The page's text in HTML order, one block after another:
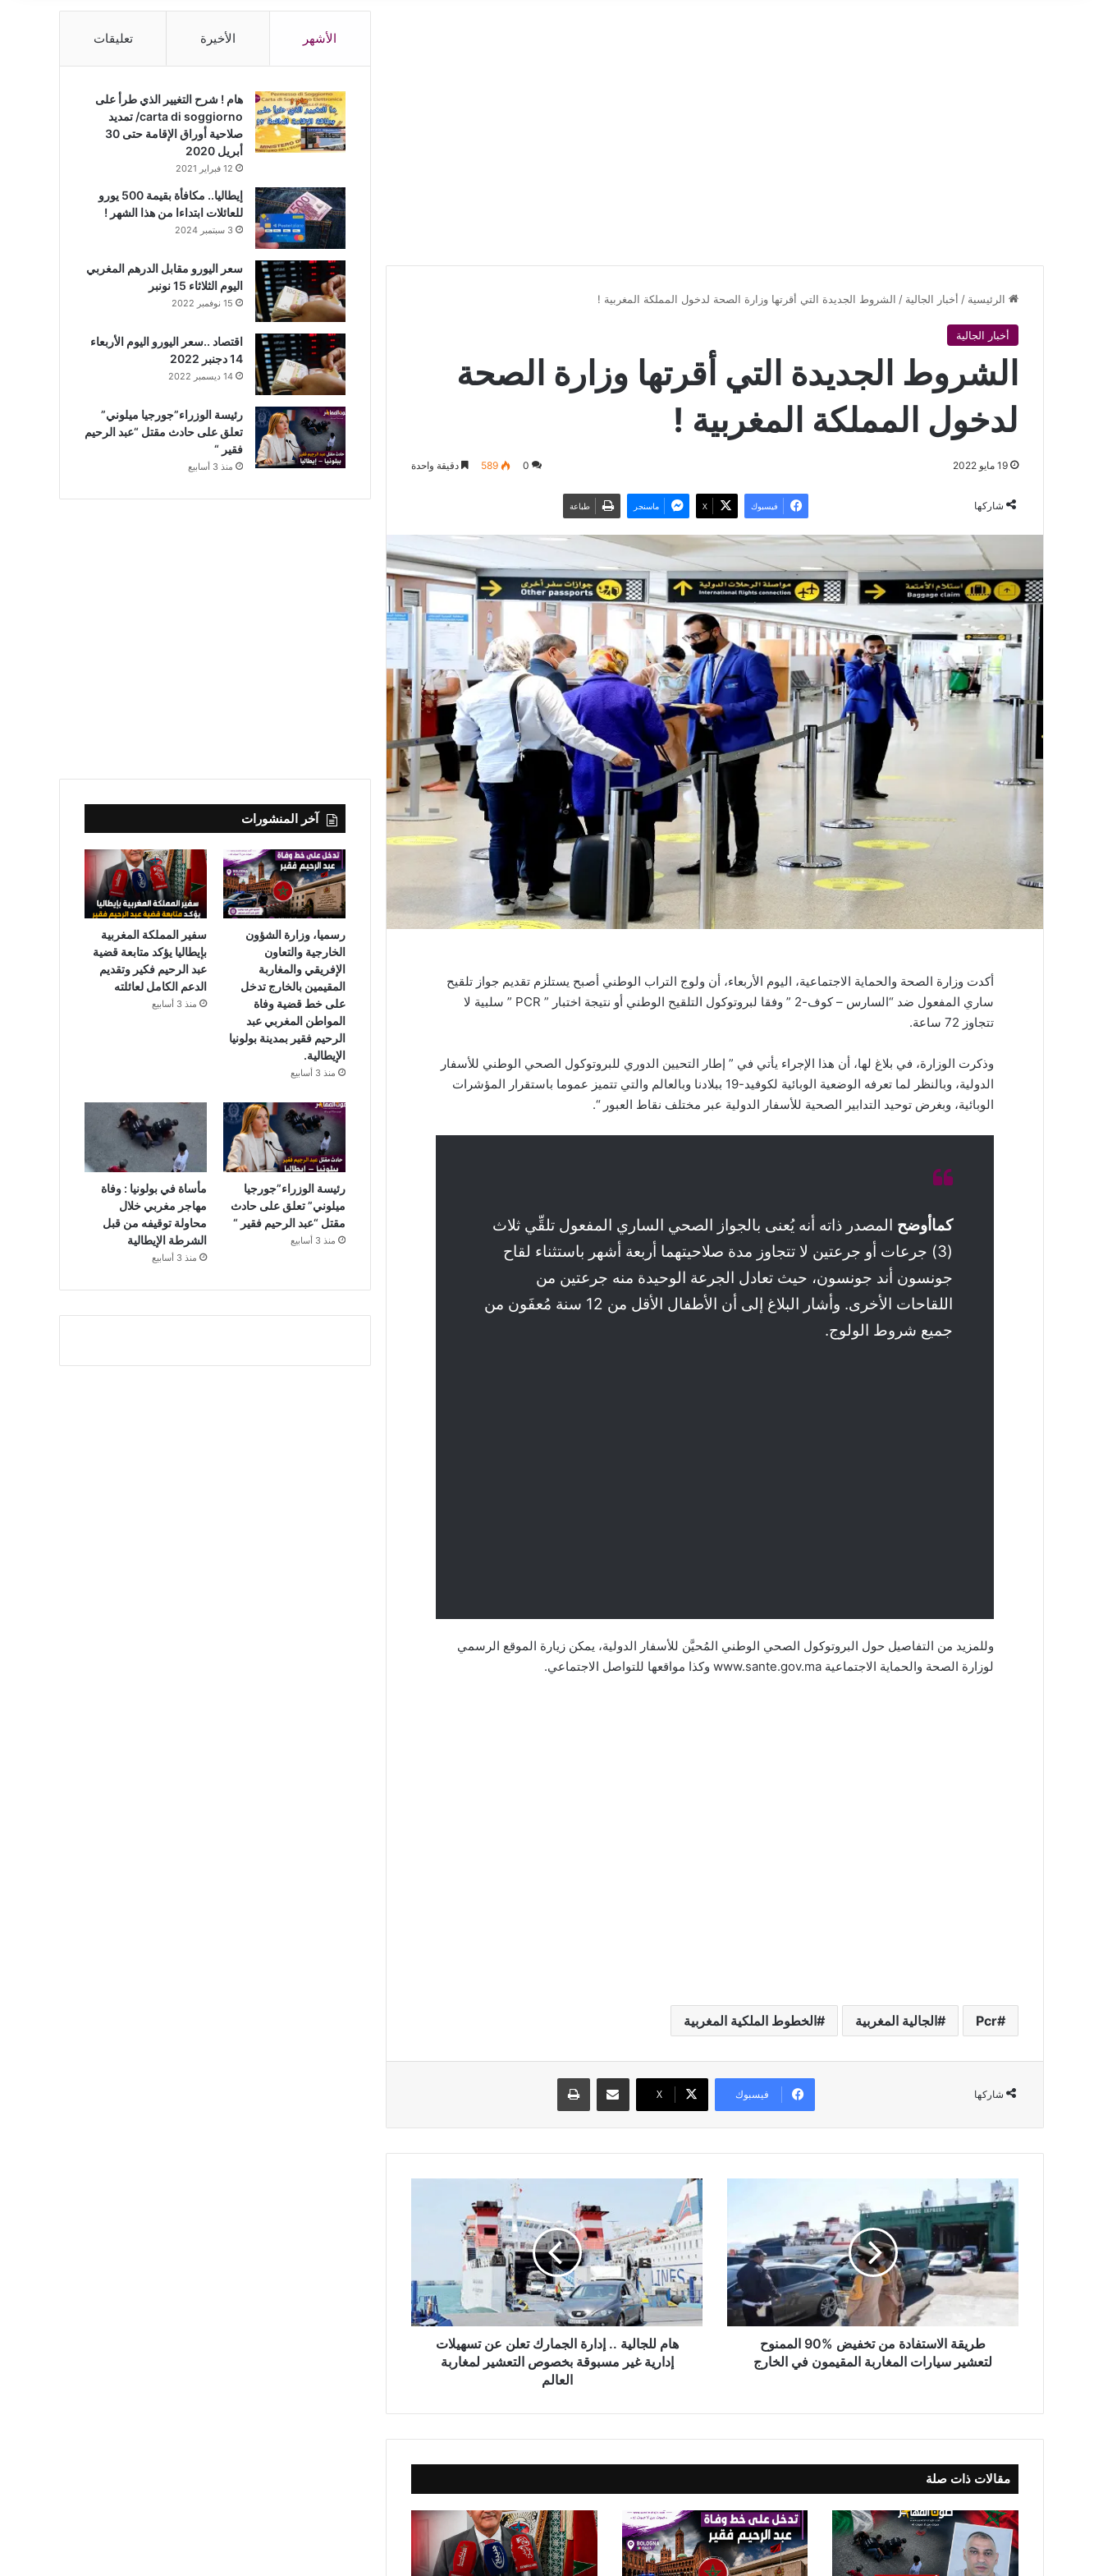
الرئيسية / أخبار الجالية / الشروط الجديدة التي أقرتها وزارة الصحة لدخول المملكة المغربية !
أخبار الجالية
الشروط الجديدة التي أقرتها وزارة الصحة
لدخول المملكة المغربية !
19 مايو 2022 0
589 دقيقة واحدة
شاركها فيسبوك ‫X ماسنجر طباعة
أكدت وزارة الصحة والحماية الاجتماعية، اليوم الأربعاء، أن ولوج التراب الوطني أصبح يستلزم تقديم جواز تلقيح
ساري المفعول ضد “السارس – كوف-2 ” وفقا لبروتوكول التلقيح الوطني أو نتيجة اختبار ” PCR ” سلبية لا
تتجاوز 72 ساعة.
وذكرت الوزارة، في بلاغ لها، أن هذا الإجراء يأتي في ” إطار التحيين الدوري للبروتوكول الصحي الوطني للأسفار
الدولية، وبالنظر لما تعرفه الوضعية الوبائية لكوفيد-19 ببلادنا وبالعالم والتي تتميز عموما باستقرار المؤشرات
الوبائية، وبغرض توحيد التدابير الصحية للأسفار الدولية عبر مختلف نقاط العبور “.
كماأوضح المصدر ذاته أنه يُعنى بالجواز الصحي الساري المفعول تلقِّي ثلاث
(3) جرعات أو جرعتين لا تتجاوز مدة صلاحيتهما أربعة أشهر باستثناء لقاح
جونسون أند جونسون، حيث تعادل الجرعة الوحيدة منه جرعتين من
اللقاحات الأخرى. وأشار البلاغ إلى أن الأطفال الأقل من 12 سنة مُعفَون من
جميع شروط الولوج.
وللمزيد من التفاصيل حول البروتوكول الصحي الوطني المُحيَّن للأسفار الدولية، يمكن زيارة الموقع الرسمي
لوزارة الصحة والحماية الاجتماعية www.sante.gov.ma وكذا مواقعها للتواصل الاجتماعي.
Pcr الجالية المغربية الخطوط الملكية المغربية
شاركها فيسبوك ‫X
ط
ر
ق
ة
ا
ل
س
ة
ت
ف
ي
ض
%
9
طريقة الاستفادة من تخفيض %90 الممنوح
لتعشير سيارات المغاربة المقيمون في الخارج
ه
ا
م
ل
ج
ا
ل
ي
د
ة
ل
ج
م
ا
ر
هام للجالية .. إدارة الجمارك تعلن عن تسهيلات
إدارية غير مسبوقة بخصوص التعشير لمغاربة
العالم
مقالات ذات صلة
الأشهر الأخيرة تعليقات
هام ! شرح التغيير الذي طرأ على
carta di soggiorno/ تمديد
صلاحية أوراق الإقامة حتى 30
أبريل 2020
12 فبراير 2021
إيطاليا.. مكافأة بقيمة 500 يورو
للعائلات ابتداءا من هذا الشهر !
3 سبتمبر 2024
سعر اليورو مقابل الدرهم المغربي
اليوم الثلاثاء 15 نونبر
15 نوفمبر 2022
اقتصاد ..سعر اليورو اليوم الأربعاء
14 دجنبر 2022
14 ديسمبر 2022
رئيسة الوزراء”جورجيا ميلوني”
تعلق على حادث مقتل “عبد الرحيم
فقير “
منذ 3 أسابيع
آخر المنشورات
رسميا، وزارة الشؤون
الخارجية والتعاون
الإفريقي والمغاربة
المقيمين بالخارج تدخل
على خط قضية وفاة
المواطن المغربي عبد
الرحيم فقير بمدينة بولونيا
الإيطالية.
منذ 3 أسابيع
سفير المملكة المغربية
بإيطاليا يؤكد متابعة قضية
عبد الرحيم فكير وتقديم
الدعم الكامل لعائلته
منذ 3 أسابيع
رئيسة الوزراء”جورجيا
ميلوني” تعلق على حادث
مقتل “عبد الرحيم فقير “
منذ 3 أسابيع
مأساة في بولونيا : وفاة
مهاجر مغربي خلال
محاولة توقيفه من قبل
الشرطة الإيطالية
منذ 3 أسابيع